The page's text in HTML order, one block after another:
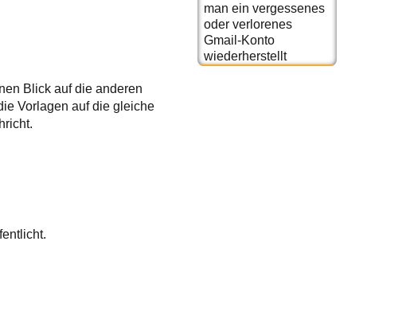
Blick auf die anderen
Vorlagen auf die gleiche
man ein vergessenes
oder verlorenes
Gmail-Konto
wiederherstellt